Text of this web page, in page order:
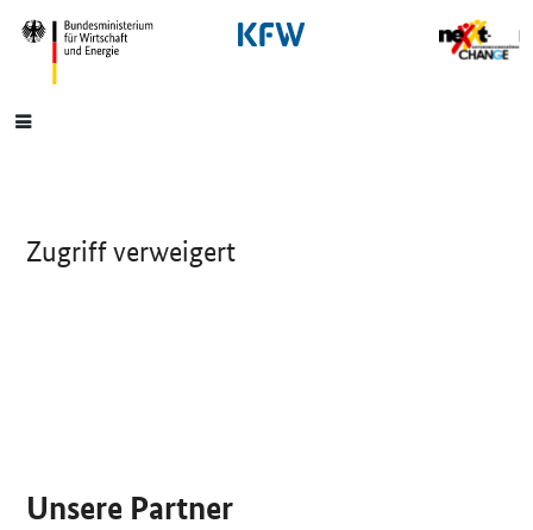
SrOnlyNavigation
Hauptmenü
Zugriff verweigert
Unsere Partner